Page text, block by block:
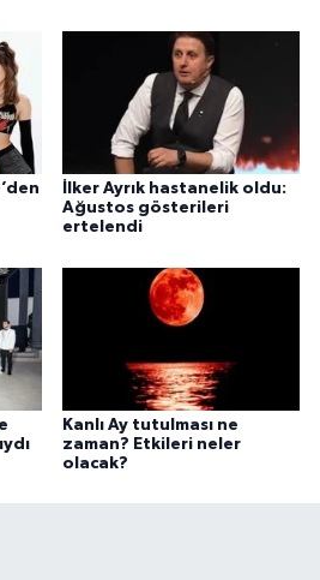
İlker Ayrık hastanelik oldu:
Ağustos gösterileri
ertelendi
Kanlı Ay tutulması ne
zaman? Etkileri neler
olacak?